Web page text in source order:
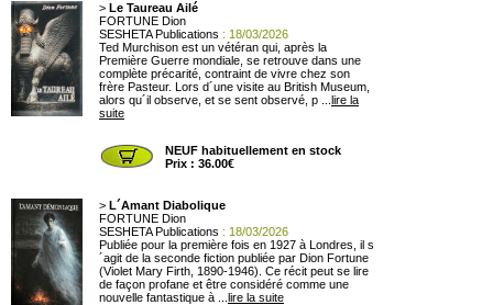
> Le Taureau Ailé
FORTUNE Dion
SESHETA Publications : 18/03/2026
Ted Murchison est un vétéran qui, après la
Première Guerre mondiale, se retrouve dans une
complète précarité, contraint de vivre chez son
frère Pasteur. Lors d´une visite au British Museum,
alors qu´il observe, et se sent observé, p ... lire la
suite
NEUF habituellement en stock
Prix : 36.00€
> L´Amant Diabolique
FORTUNE Dion
SESHETA Publications : 18/03/2026
Publiée pour la première fois en 1927 à Londres, il s
´agit de la seconde fiction publiée par Dion Fortune
(Violet Mary Firth, 1890-1946). Ce récit peut se lire
de façon profane et être considéré comme une
nouvelle fantastique à ... lire la suite